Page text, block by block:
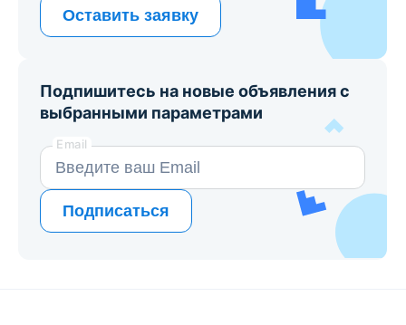
Оставить заявку
Подпишитесь на новые объявления с
выбранными параметрами
Email
Подписаться